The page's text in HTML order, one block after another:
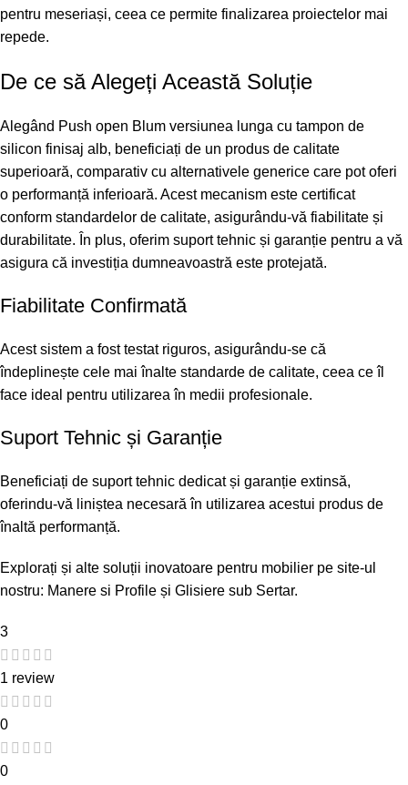
pentru meseriași, ceea ce permite finalizarea proiectelor mai
repede.
De ce să Alegeți Această Soluție
Alegând Push open Blum versiunea lunga cu tampon de
silicon finisaj alb, beneficiați de un produs de calitate
superioară, comparativ cu alternativele generice care pot oferi
o performanță inferioară. Acest mecanism este certificat
conform standardelor de calitate, asigurându-vă fiabilitate și
durabilitate. În plus, oferim suport tehnic și garanție pentru a vă
asigura că investiția dumneavoastră este protejată.
Fiabilitate Confirmată
Acest sistem a fost testat riguros, asigurându-se că
îndeplinește cele mai înalte standarde de calitate, ceea ce îl
face ideal pentru utilizarea în medii profesionale.
Suport Tehnic și Garanție
Beneficiați de suport tehnic dedicat și garanție extinsă,
oferindu-vă liniștea necesară în utilizarea acestui produs de
înaltă performanță.
Explorați și alte soluții inovatoare pentru mobilier pe site-ul
nostru: Manere si Profile și Glisiere sub Sertar.
3
1 review
0
0